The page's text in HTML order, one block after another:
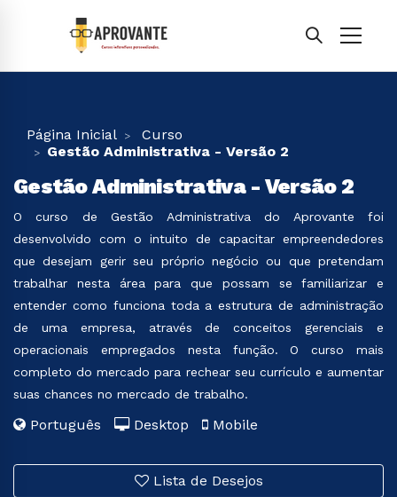
Página Inicial
Curso
Gestão Administrativa - Versão 2
Gestão Administrativa - Versão 2
O curso de Gestão Administrativa do Aprovante foi
desenvolvido com o intuito de capacitar empreendedores
que desejam gerir seu próprio negócio ou que pretendam
trabalhar nesta área para que possam se familiarizar e
entender como funciona toda a estrutura de administração
de uma empresa, através de conceitos gerenciais e
operacionais empregados nesta função. O curso mais
completo do mercado para rechear seu currículo e aumentar
suas chances no mercado de trabalho.
Português Desktop Mobile
Lista de Desejos